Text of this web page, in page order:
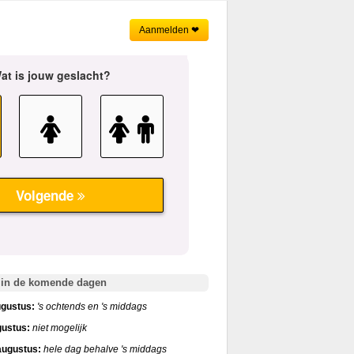
Aanmelden ❤
de komende dagen
's ochtends en 's middags
niet mogelijk
hele dag behalve 's middags